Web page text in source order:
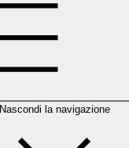
Nascondi la navigazione